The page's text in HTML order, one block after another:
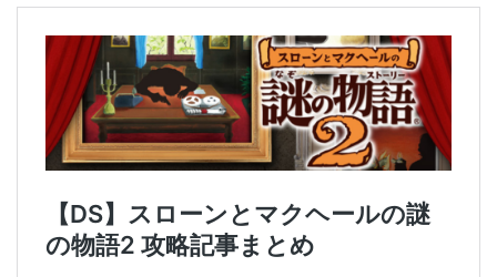
「脱いだ水着」開錠解答誰もいない遊びクルーザー溺死縄ばしご